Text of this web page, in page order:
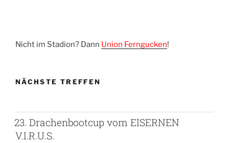
Nicht im Stadion? Dann Union Ferngucken!
NÄCHSTE TREFFEN
23. Drachenbootcup vom EISERNEN
V.I.R.U.S.